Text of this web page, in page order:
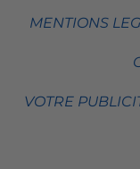
MENTIONS
VOTRE